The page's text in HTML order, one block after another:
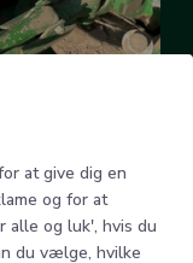
at give dig en
og for at
alle og luk', hvis du
du vælge, hvilke